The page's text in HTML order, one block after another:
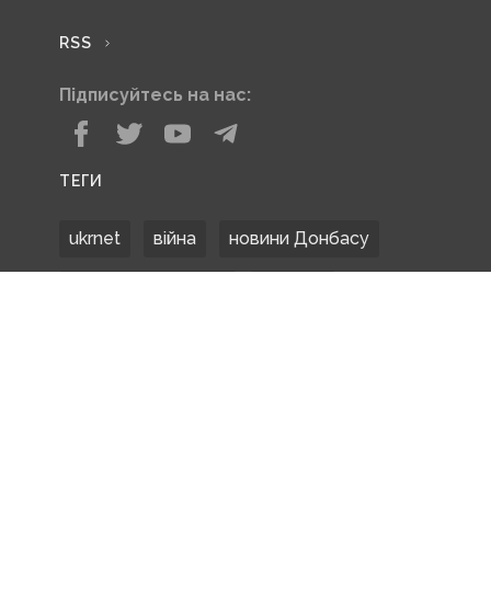
RSS
Підписуйтесь на нас:
ТЕГИ
ukrnet війна новини Донбасу